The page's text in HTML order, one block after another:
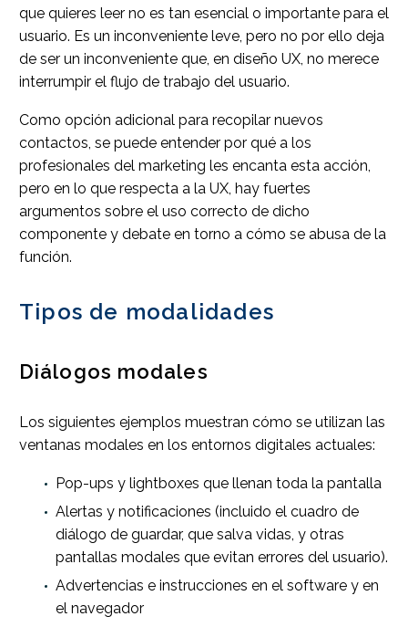
que quieres leer no es tan esencial o importante para el
usuario. Es un inconveniente leve, pero no por ello deja
de ser un inconveniente que, en diseño UX, no merece
interrumpir el flujo de trabajo del usuario.
Como opción adicional para recopilar nuevos
contactos, se puede entender por qué a los
profesionales del marketing les encanta esta acción,
pero en lo que respecta a la UX, hay fuertes
argumentos sobre el uso correcto de dicho
componente y debate en torno a cómo se abusa de la
función.
Tipos de modalidades
Diálogos modales
Los siguientes ejemplos muestran cómo se utilizan las
ventanas modales en los entornos digitales actuales:
Pop-ups y lightboxes que llenan toda la pantalla
Alertas y notificaciones (incluido el cuadro de
diálogo de guardar, que salva vidas, y otras
pantallas modales que evitan errores del usuario).
Advertencias e instrucciones en el software y en
el navegador